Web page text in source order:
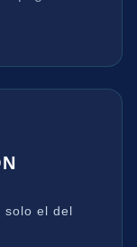
solo el del